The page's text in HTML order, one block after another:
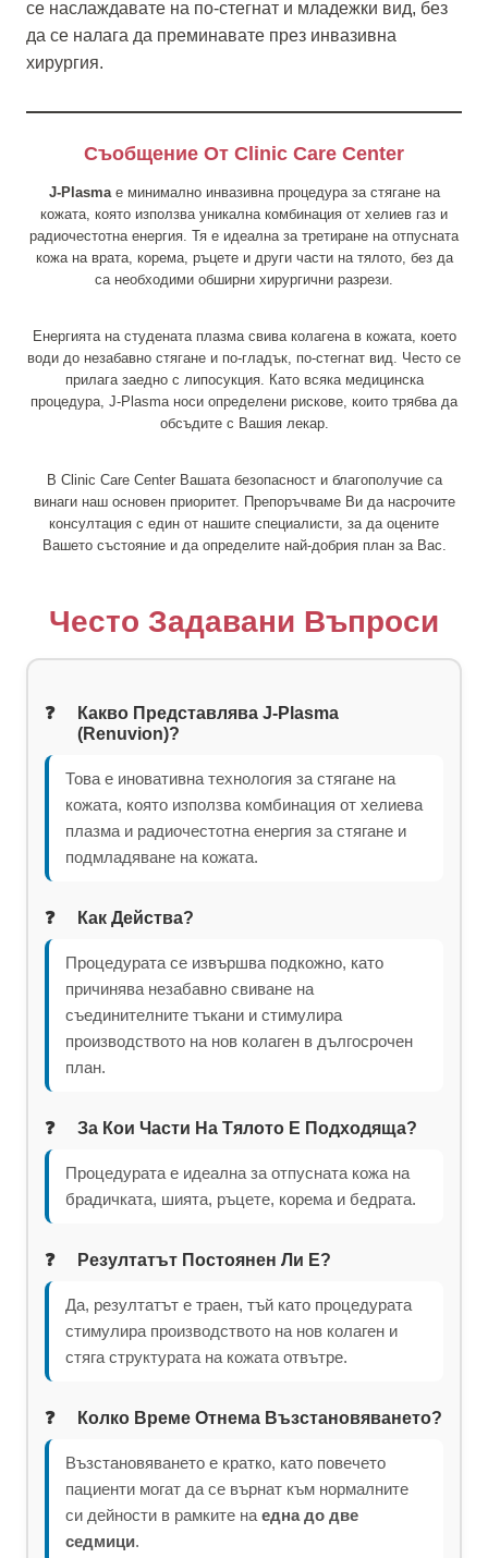
се наслаждавате на по-стегнат и младежки вид, без
да се налага да преминавате през инвазивна
хирургия.
Съобщение От Clinic Care Center
J-Plasmaе минимално инвазивна процедура за стягане на
кожата, която използва уникална комбинация от хелиев газ и
радиочестотна енергия. Тя е идеална за третиране на отпусната
кожа на врата, корема, ръцете и други части на тялото, без да
са необходими обширни хирургични разрези.
Енергията на студената плазма свива колагена в кожата, което
води до незабавно стягане и по-гладък, по-стегнат вид. Често се
прилага заедно с липосукция. Като всяка медицинска
процедура, J-Plasma носи определени рискове, които трябва да
обсъдите с Вашия лекар.
В Clinic Care Center Вашата безопасност и благополучие са
винаги наш основен приоритет. Препоръчваме Ви да насрочите
консултация с един от нашите специалисти, за да оцените
Вашето състояние и да определите най-добрия план за Вас.
Често Задавани Въпроси
Какво Представлява J-Plasma
(Renuvion)?
Това е иновативна технология за стягане на
кожата, която използва комбинация от хелиева
плазма и радиочестотна енергия за стягане и
подмладяване на кожата.
Как Действа?
Процедурата се извършва подкожно, като
причинява незабавно свиване на
съединителните тъкани и стимулира
производството на нов колаген в дългосрочен
план.
За Кои Части На Тялото Е Подходяща?
Процедурата е идеална за отпусната кожа на
брадичката, шията, ръцете, корема и бедрата.
Резултатът Постоянен Ли Е?
Да, резултатът е траен, тъй като процедурата
стимулира производството на нов колаген и
стяга структурата на кожата отвътре.
Колко Време Отнема Възстановяването?
Възстановяването е кратко, като повечето
пациенти могат да се върнат към нормалните
си дейности в рамките на една до две
седмици.